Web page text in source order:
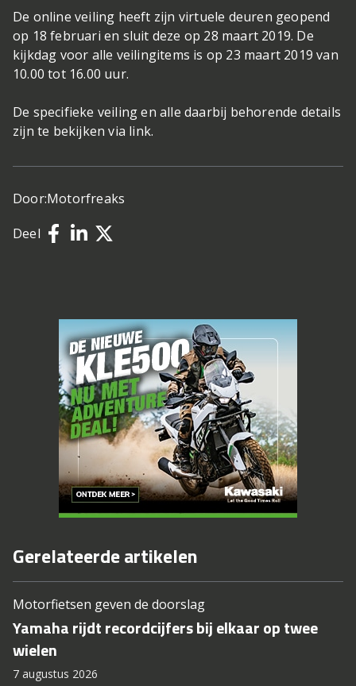
De online veiling heeft zijn virtuele deuren geopend
op 18 februari en sluit deze op 28 maart 2019. De
kijkdag voor alle veilingitems is op 23 maart 2019 van
10.00 tot 16.00 uur.
De specifieke veiling en alle daarbij behorende details
zijn te bekijken via link.
Door:Motorfreaks
Deel
Gerelateerde artikelen
Motorfietsen geven de doorslag
Yamaha rijdt recordcijfers bij elkaar op twee
wielen
7 augustus 2026